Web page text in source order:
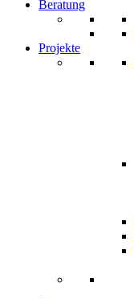
Beratung
Projekte